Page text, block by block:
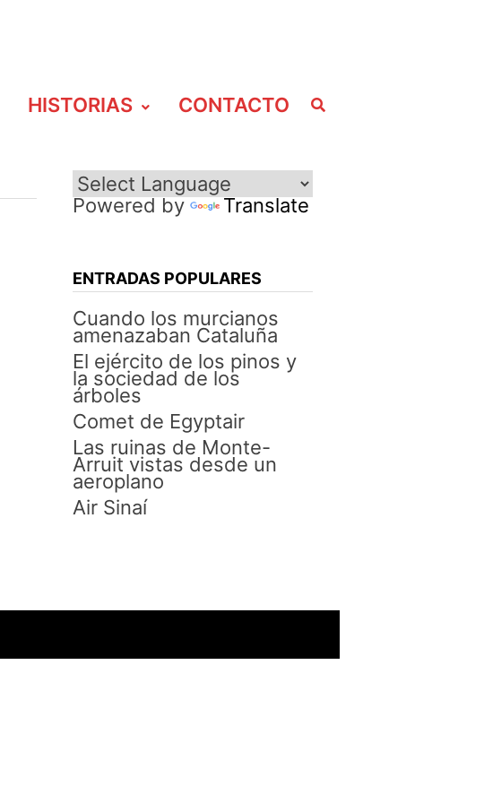
HISTORIAS CONTACTO
Powered by Translate
ENTRADAS POPULARES
Cuando los murcianos
amenazaban Cataluña
El ejército de los pinos y
la sociedad de los
árboles
Comet de Egyptair
Las ruinas de Monte-
Arruit vistas desde un
aeroplano
Air Sinaí